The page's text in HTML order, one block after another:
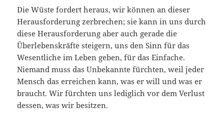
Die Wüste fordert heraus, wir können an dieser
Herausforderung zerbrechen; sie kann in uns durch
diese Herausforderung aber auch gerade die
Überlebenskräfte steigern, uns den Sinn für das
Wesentliche im Leben geben, für das Einfache.
Niemand muss das Unbekannte fürchten, weil jeder
Mensch das erreichen kann, was er will und was er
braucht. Wir fürchten uns lediglich vor dem Verlust
dessen, was wir besitzen.